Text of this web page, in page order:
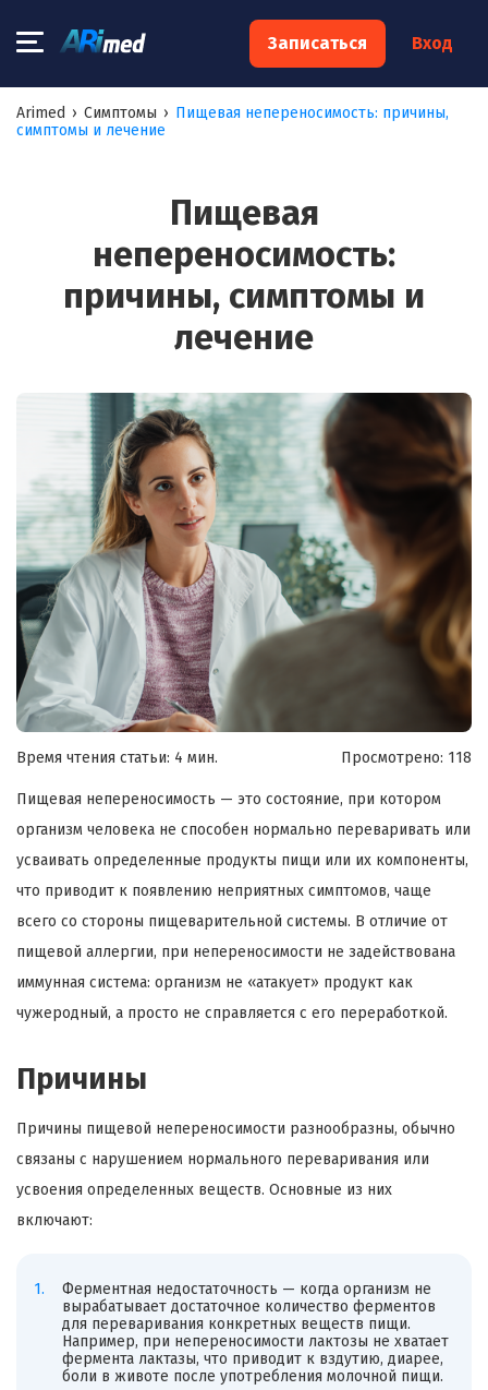
Записаться Вход
Arimed › Симптомы › Пищевая непереносимость: причины,
симптомы и лечение
Пищевая
непереносимость:
причины, симптомы и
лечение
Время чтения статьи: 4 мин. Просмотрено: 118
Пищевая непереносимость — это состояние, при котором
организм человека не способен нормально переваривать или
усваивать определенные продукты пищи или их компоненты,
что приводит к появлению неприятных симптомов, чаще
всего со стороны пищеварительной системы. В отличие от
пищевой аллергии, при непереносимости не задействована
иммунная система: организм не «атакует» продукт как
чужеродный, а просто не справляется с его переработкой.
Причины
Причины пищевой непереносимости разнообразны, обычно
связаны с нарушением нормального переваривания или
усвоения определенных веществ. Основные из них
включают:
Ферментная недостаточность — когда организм не
вырабатывает достаточное количество ферментов
для переваривания конкретных веществ пищи.
Например, при непереносимости лактозы не хватает
фермента лактазы, что приводит к вздутию, диарее,
боли в животе после употребления молочной пищи.
×
Запишитесь на консультацию к
Ваш телефон:*
Я согласен наобработку моих персональных данных